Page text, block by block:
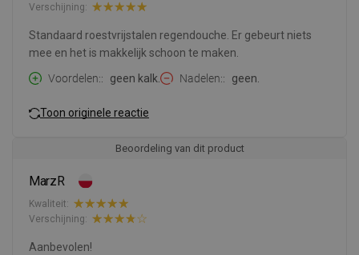
Verschijning:
Standaard roestvrijstalen regendouche. Er gebeurt niets
mee en het is makkelijk schoon te maken.
Voordelen:
geen kalk. Nadelen: geen.
Toon originele reactie
Beoordeling van dit product
MarzR
Kwaliteit:
Verschijning:
Aanbevolen!